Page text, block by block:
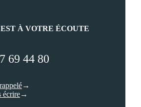
À VOTRE ÉCOUTE
69 44 80
écrire